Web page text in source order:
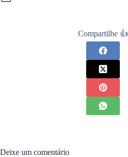
Compartilhe 👍
Deixe um comentário